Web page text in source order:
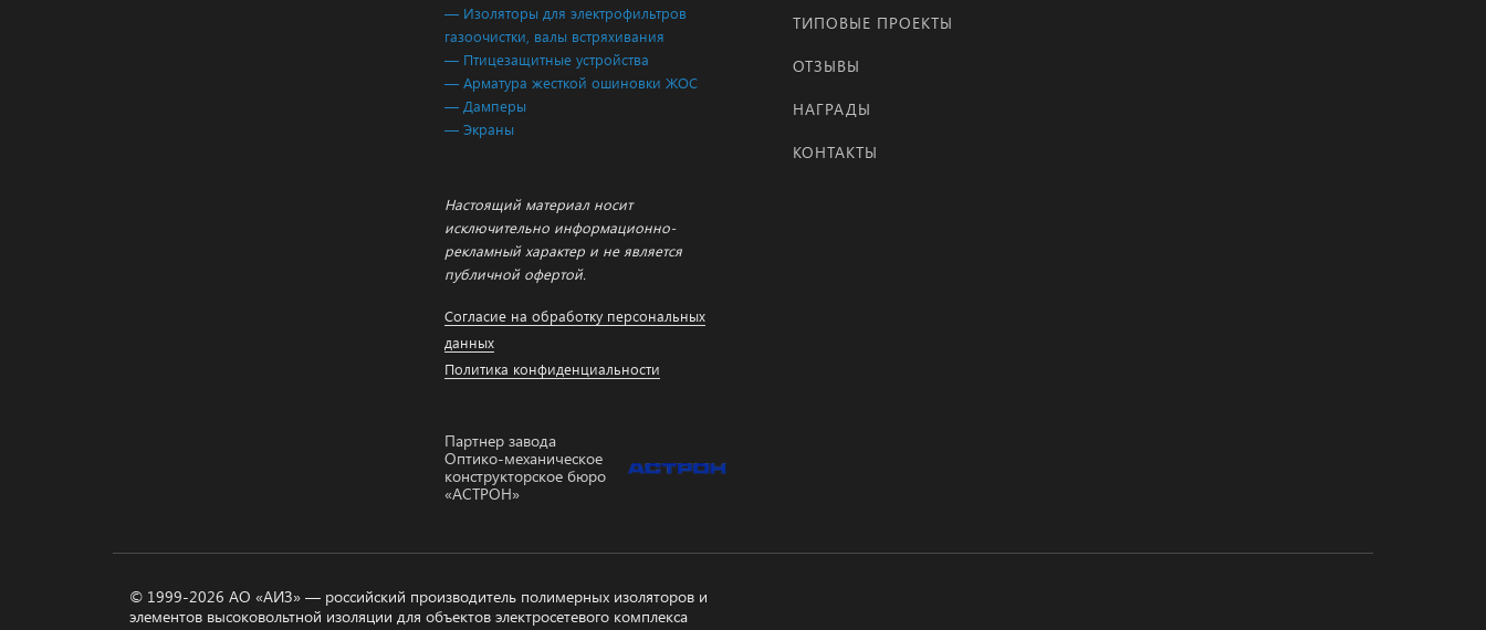
— Изоляторы для электрофильтров
газоочистки, валы встряхивания
— Птицезащитные устройства
— Арматура жесткой ошиновки ЖОС
— Дамперы
— Экраны
Настоящий материал носит
исключительно информационно-
рекламный характер и не является
публичной офертой.
Согласие на обработку персональных
данных
Политика конфиденциальности
Партнер завода
Оптико-механическое
конструкторское бюро
«АСТРОН»
ТИПОВЫЕ ПРОЕКТЫ
ОТЗЫВЫ
НАГРАДЫ
КОНТАКТЫ
© 1999-2026 АО «АИЗ» — российский производитель полимерных изоляторов и
элементов высоковольтной изоляции для объектов электросетевого комплекса
На сайте осуществляется обработка файлов cookie, необходимых для
использование данных технологий.